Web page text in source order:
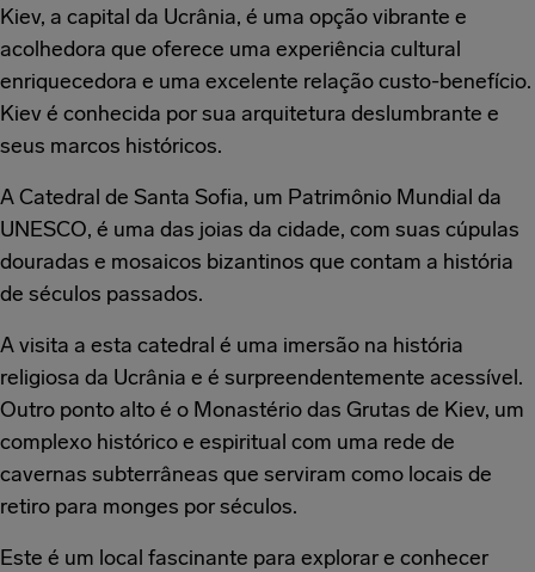
Kiev, a capital da Ucrânia, é uma opção vibrante e
acolhedora que oferece uma experiência cultural
enriquecedora e uma excelente relação custo-benefício.
Kiev é conhecida por sua arquitetura deslumbrante e
seus marcos históricos.
A Catedral de Santa Sofia, um Patrimônio Mundial da
UNESCO, é uma das joias da cidade, com suas cúpulas
douradas e mosaicos bizantinos que contam a história
de séculos passados.
A visita a esta catedral é uma imersão na história
religiosa da Ucrânia e é surpreendentemente acessível.
Outro ponto alto é o Monastério das Grutas de Kiev, um
complexo histórico e espiritual com uma rede de
cavernas subterrâneas que serviram como locais de
retiro para monges por séculos.
Este é um local fascinante para explorar e conhecer